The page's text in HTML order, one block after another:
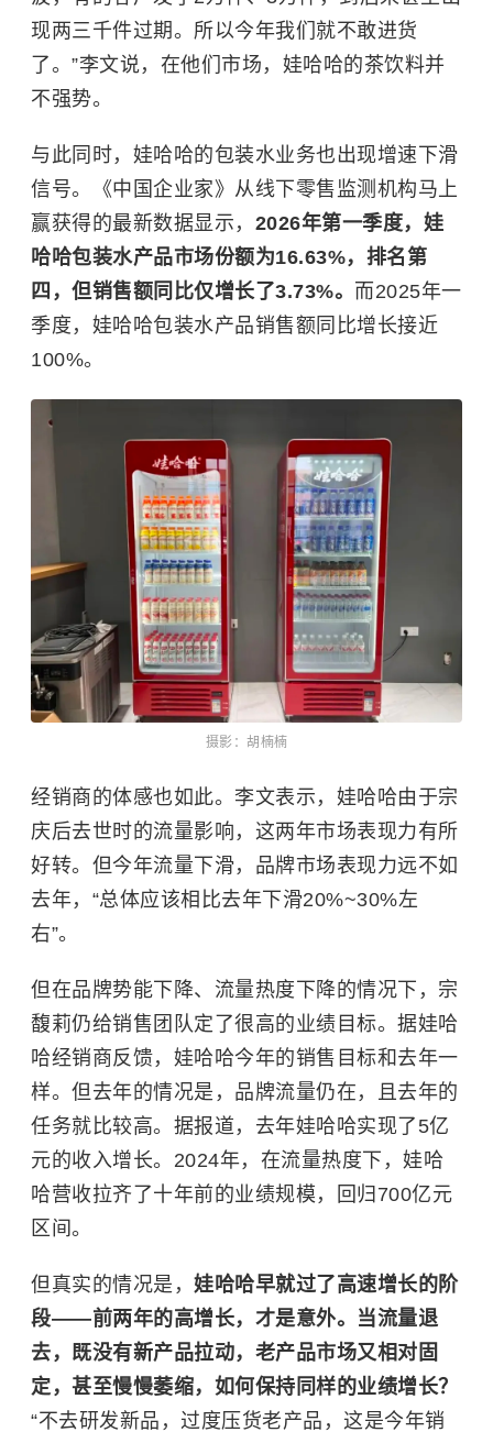
现两三千件过期。所以今年我们就不敢进货
了。”李文说，在他们市场，娃哈哈的茶饮料并
不强势。
与此同时，娃哈哈的包装水业务也出现增速下滑
信号。《中国企业家》从线下零售监测机构马上
赢获得的最新数据显示， 2026年第一季度，娃
哈哈包装水产品市场份额为16.63%，排名第
四，但销售额同比仅增长了3.73%。 而2025年一
季度，娃哈哈包装水产品销售额同比增长接近
100%。
摄影：胡楠楠
经销商的体感也如此。李文表示，娃哈哈由于宗
庆后去世时的流量影响，这两年市场表现力有所
好转。但今年流量下滑，品牌市场表现力远不如
去年，“总体应该相比去年下滑20%~30%左
右”。
但在品牌势能下降、流量热度下降的情况下，宗
馥莉仍给销售团队定了很高的业绩目标。据娃哈
哈经销商反馈，娃哈哈今年的销售目标和去年一
样。但去年的情况是，品牌流量仍在，且去年的
任务就比较高。据报道，去年娃哈哈实现了5亿
元的收入增长。2024年，在流量热度下，娃哈
哈营收拉齐了十年前的业绩规模，回归700亿元
区间。
但真实的情况是， 娃哈哈早就过了高速增长的阶
段——前两年的高增长，才是意外。当流量退
去，既没有新产品拉动，老产品市场又相对固
定，甚至慢慢萎缩，如何保持同样的业绩增长？
“不去研发新品，过度压货老产品，这是今年销